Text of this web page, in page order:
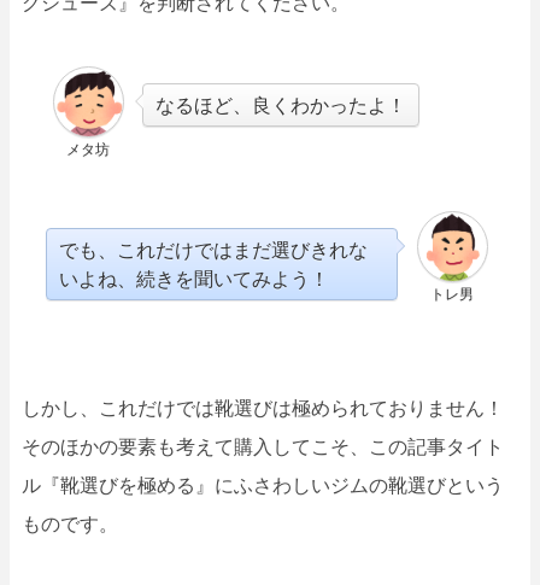
メタ坊
なるほど、良くわかったよ！
トレ男
でも、これだけではまだ選びきれな
いよね、続きを聞いてみよう！
しかし、これだけでは靴選びは極められておりません！
そのほかの要素も考えて購入してこそ、この記事タイト
ル『靴選びを極める』にふさわしいジムの靴選びという
ものです。